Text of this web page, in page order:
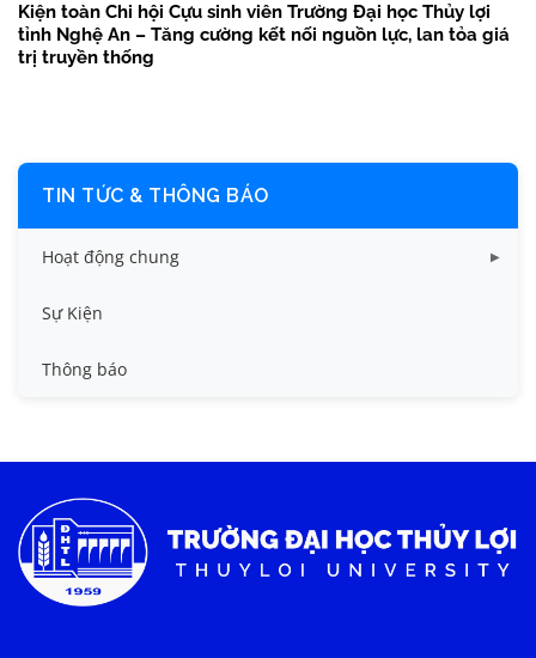
Kiện toàn Chi hội Cựu sinh viên Trường Đại học Thủy lợi
tỉnh Nghệ An – Tăng cường kết nối nguồn lực, lan tỏa giá
trị truyền thống
TIN TỨC & THÔNG BÁO
Hoạt động chung
Tin công tác sinh viên
Tin đào tạo
Tin tức chung
Sự Kiện
Thông báo